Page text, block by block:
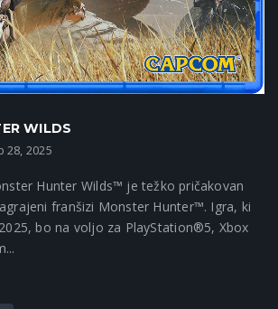
WILDS
28, 2025
Hunter Wilds™ je težko pričakovan
franšizi Monster Hunter™. Igra, ki
bo na voljo za PlayStation®5, Xbox